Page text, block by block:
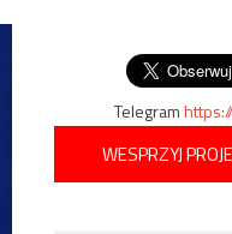
Telegram
WESPRZYJ